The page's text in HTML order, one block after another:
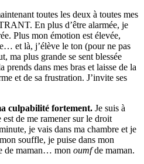
toutes les deux à toutes mes
En plus d’être alarmée, je
Plus mon émotion est élevée,
et là, j’élève le ton (pour ne pas
ma plus grande se sent blessée
prends dans mes bras et laisse de la
et de sa frustration. J’invite ses
culpabilité fortement. Je suis à
est de me ramener sur le droit
je vais dans ma chambre et je
souffle, je puise dans mon
de maman… mon oumfde maman.